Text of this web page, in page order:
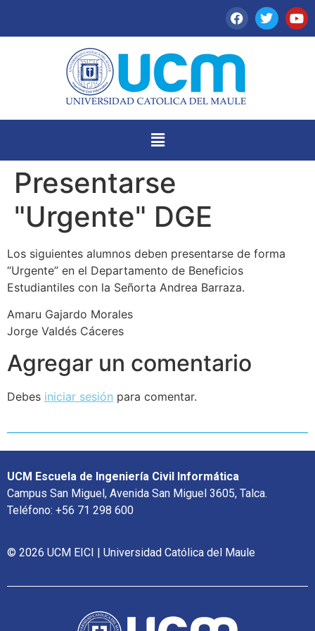
Presentarse
"Urgente" DGE
Los siguientes alumnos deben presentarse de forma
“Urgente” en el Departamento de Beneficios
Estudiantiles con la Señorta Andrea Barraza.
Amaru Gajardo Morales
Jorge Valdés Cáceres
Agregar un comentario
Debes iniciar sesión para comentar.
UCM Escuela de Ingeniería Civil Informática
Campus San Miguel, Avenida San Miguel 3605, Talca.
Teléfono: +56 71 298 600
© 2026 UCM EICI | Universidad Católica del Maule